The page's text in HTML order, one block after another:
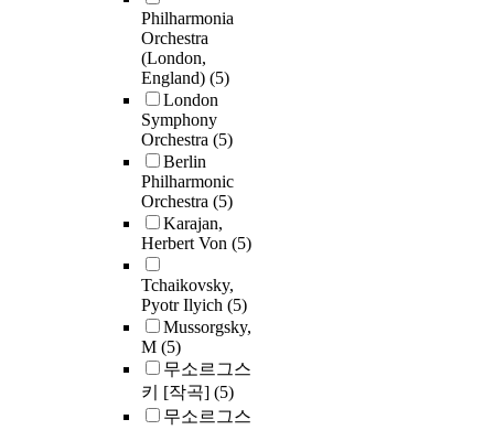
Philharmonia
Orchestra
(London,
England) (5)
London
Symphony
Orchestra (5)
Berlin
Philharmonic
Orchestra (5)
Karajan,
Herbert Von (5)
Tchaikovsky,
Pyotr Ilyich (5)
Mussorgsky,
M (5)
무소르그스
키 [작곡] (5)
무소르그스